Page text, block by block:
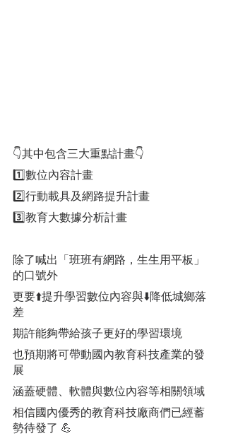
👇其中包含三大重點計畫👇
1️⃣數位內容計畫
2️⃣行動載具及網路提升計畫
3️⃣教育大數據分析計畫
除了喊出「班班有網路，生生用平板」
的口號外
更要⬆️提升學習數位內容與⬇️降低城鄉落
差
期許能夠帶給孩子更好的學習環境
也預期將可帶動國內教育科技產業的發
展
涵蓋硬體、軟體與數位內容等相關領域
相信國內優秀的教育科技廠商們已經蓄
勢待發了 💪